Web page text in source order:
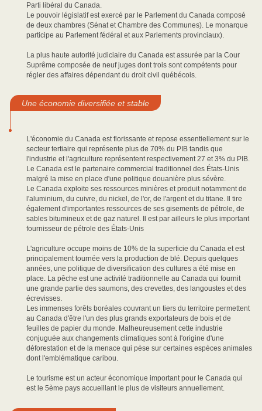
Parti libéral du Canada.
Le pouvoir législatif est exercé par le Parlement du Canada composé
de deux chambres (Sénat et Chambre des Communes). Le monarque
participe au Parlement fédéral et aux Parlements provinciaux).
La plus haute autorité judiciaire du Canada est assurée par la Cour
Suprême composée de neuf juges dont trois sont compétents pour
régler des affaires dépendant du droit civil québécois.
Une économie diversifiée et stable
L'économie du Canada est florissante et repose essentiellement sur le
secteur tertiaire qui représente plus de 70% du PIB tandis que
l'industrie et l'agriculture représentent respectivement 27 et 3% du PIB.
Le Canada est le partenaire commercial traditionnel des États-Unis
malgré la mise en place d'une politique douanière plus sévère.
Le Canada exploite ses ressources minières et produit notamment de
l'aluminium, du cuivre, du nickel, de l'or, de l'argent et du titane. Il tire
également d'importantes ressources de ses gisements de pétrole, de
sables bitumineux et de gaz naturel. Il est par ailleurs le plus important
fournisseur de pétrole des États-Unis
L'agriculture occupe moins de 10% de la superficie du Canada et est
principalement tournée vers la production de blé. Depuis quelques
années, une politique de diversification des cultures a été mise en
place. La pêche est une activité traditionnelle au Canada qui fournit
une grande partie des saumons, des crevettes, des langoustes et des
écrevisses.
Les immenses forêts boréales couvrant un tiers du territoire permettent
au Canada d'être l'un des plus grands exportateurs de bois et de
feuilles de papier du monde. Malheureusement cette industrie
conjuguée aux changements climatiques sont à l'origine d'une
déforestation et de la menace qui pèse sur certaines espèces animales
dont l'emblématique caribou.
Le tourisme est un acteur économique important pour le Canada qui
est le 5ème pays accueillant le plus de visiteurs annuellement.